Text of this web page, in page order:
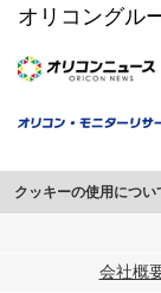
オリコングル
クッキーの使用につい
このサイトでは
行っています。会社概